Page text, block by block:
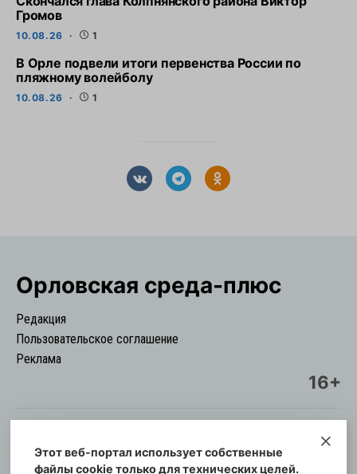
Громов
10.08.26 1
В Орле подвели итоги первенства России по
пляжному волейболу
10.08.26 1
Орловская cреда-плюс
Редакция
Пользовательское соглашение
Реклама
16+
© Информационный городской портал
Этот веб-портал использует собственные
файлы cookie только для технических целей.